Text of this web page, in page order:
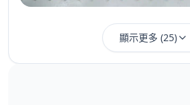
顯示更多 (25)